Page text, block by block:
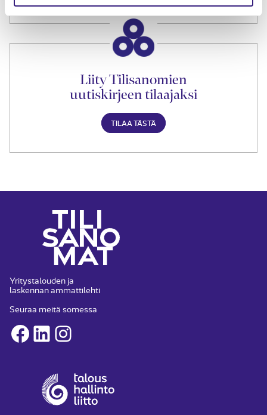
Liity Tilisanomien
uutiskirjeen tilaajaksi
TILAA TÄSTÄ
Yritystalouden ja
laskennan ammattilehti
Seuraa meitä somessa
Facebook
LinkedInInstagram